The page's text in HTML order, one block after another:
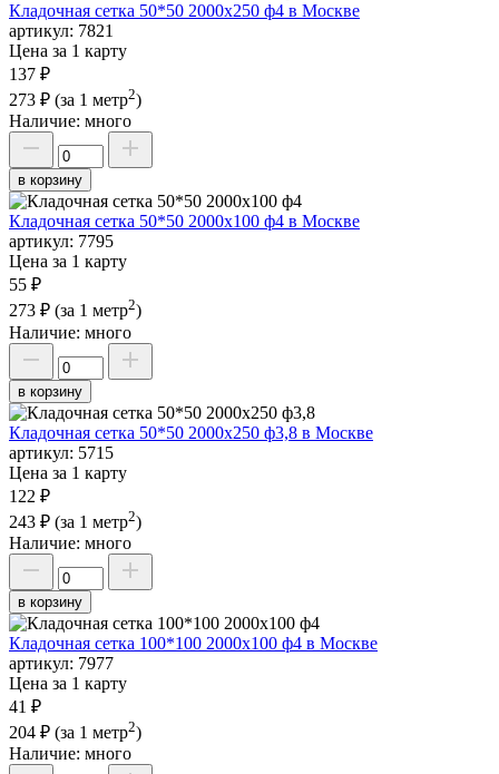
Кладочная сетка 50*50 2000х250 ф4 в Москве
артикул: 7821
Цена за 1 карту
137 ₽
273 ₽ (за 1 метр2)
Наличие: много
в корзину
Кладочная сетка 50*50 2000х100 ф4 в Москве
артикул: 7795
Цена за 1 карту
55 ₽
273 ₽ (за 1 метр2)
Наличие: много
в корзину
Кладочная сетка 50*50 2000х250 ф3,8 в Москве
артикул: 5715
Цена за 1 карту
122 ₽
243 ₽ (за 1 метр2)
Наличие: много
в корзину
Кладочная сетка 100*100 2000х100 ф4 в Москве
артикул: 7977
Цена за 1 карту
41 ₽
204 ₽ (за 1 метр2)
Наличие: много